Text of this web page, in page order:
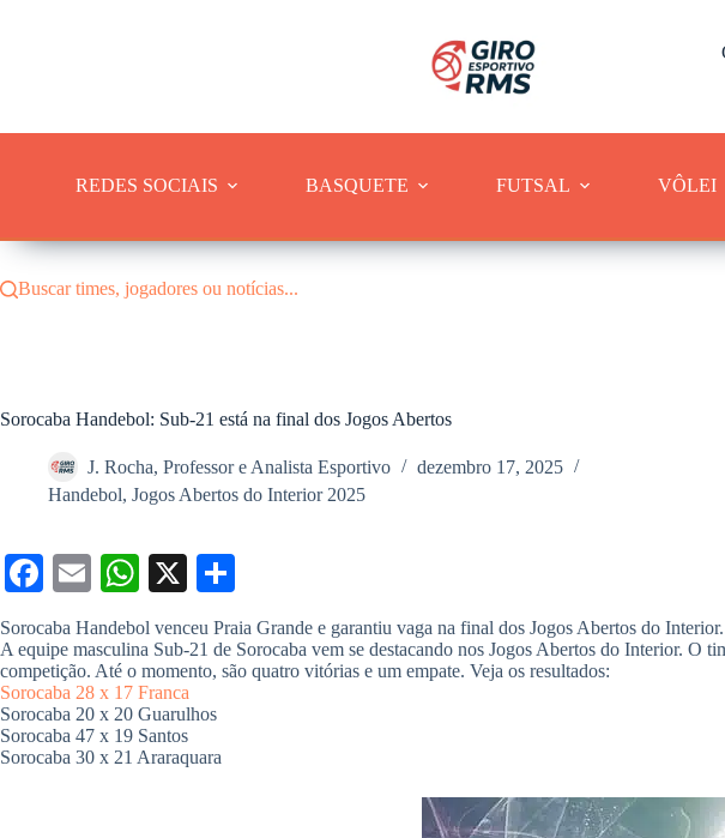
REDES SOCIAIS BASQUETE FUTSAL VÔLEI
Buscar times, jogadores ou notícias...
Sorocaba Handebol: Sub-21 está na final dos Jogos Abertos
J. Rocha, Professor e Analista Esportivo
dezembro 17, 2025
Handebol, Jogos Abertos do Interior 2025
Fa
ce
bo
ok
E
m
ail
W
ha
ts
A
pp
X
ha
re
Sorocaba Handebol venceu Praia Grande e garantiu vaga na final dos Jogos Abertos do Interior.
​A equipe masculina Sub-21 de Sorocaba vem se destacando nos Jogos Abertos do Interior. O
competição. Até o momento, são quatro vitórias e um empate. Veja os resultados:
Sorocaba 28 x 17 Franca
​Sorocaba 20 x 20 Guarulhos
​Sorocaba 47 x 19 Santos
​Sorocaba 30 x 21 Araraquara